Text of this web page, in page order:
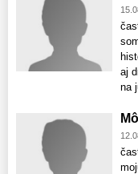
aj
na